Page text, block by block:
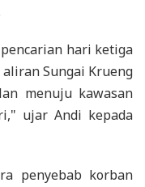
hari ketiga
Sungai Krueng
menuju kawasan
ujar Andi kepada
penyebab korban